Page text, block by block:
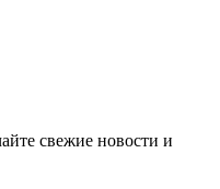
свежие новости и